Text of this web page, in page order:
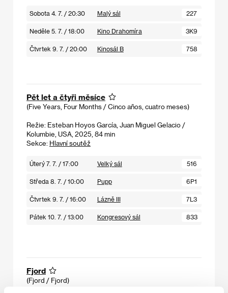
Sobota 4. 7. / 20:30 Malý sál 227
Neděle 5. 7. / 18:00 Kino Drahomíra 3K9
Čtvrtek 9. 7. / 20:00 Kinosál B 758
Pět let a čtyři měsíce
(Five Years, Four Months / Cinco años, cuatro meses)
Režie: Esteban Hoyos García, Juan Miguel Gelacio /
Kolumbie, USA, 2025, 84 min
Sekce: Hlavní soutěž
Úterý 7. 7. / 17:00 Velký sál 516
Středa 8. 7. / 10:00 Pupp 6P1
Čtvrtek 9. 7. / 16:00 Lázně III 7L3
Pátek 10. 7. / 13:00 Kongresový sál 833
Fjord
(Fjord / Fjord)